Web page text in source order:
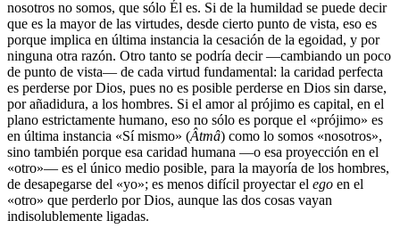
nosotros no somos, que sólo Él es. Si de la humildad se puede decir
que es la mayor de las virtudes, desde cierto punto de vista, eso es
porque implica en última instancia la cesación de la egoidad, y por
ninguna otra razón. Otro tanto se podría decir ―cambiando un poco
de punto de vista― de cada virtud fundamental: la caridad perfecta
es perderse por Dios, pues no es posible perderse en Dios sin darse,
por añadidura, a los hombres. Si el amor al prójimo es capital, en el
plano estrictamente humano, eso no sólo es porque el «prójimo» es
en última instancia «Sí mismo» (Âtmâ) como lo somos «nosotros»,
sino también porque esa caridad humana ―o esa proyección en el
«otro»― es el único medio posible, para la mayoría de los hombres,
de desapegarse del «yo»; es menos difícil proyectar el ego en el
«otro» que perderlo por Dios, aunque las dos cosas vayan
indisolublemente ligadas.